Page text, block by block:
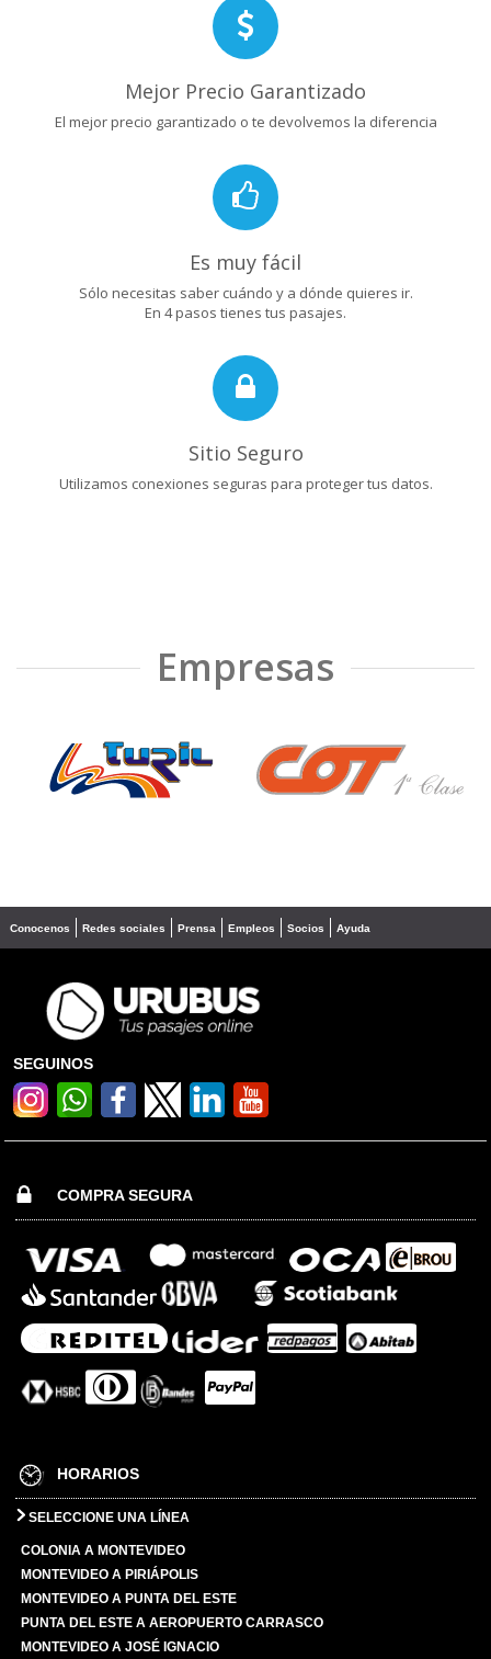
Mejor Precio Garantizado
El mejor precio garantizado o te devolvemos la diferencia
Es muy fácil
Sólo necesitas saber cuándo y a dónde quieres ir.
En 4 pasos tienes tus pasajes.
Sitio Seguro
Utilizamos conexiones seguras para proteger tus datos.
Empresas
❮ ❯
Conocenos Redes sociales Prensa Empleos Socios Ayuda
SEGUINOS
COMPRA SEGURA
HORARIOS
SELECCIONE UNA LÍNEA
COLONIA A MONTEVIDEO
MONTEVIDEO A PIRIÁPOLIS
MONTEVIDEO A PUNTA DEL ESTE
PUNTA DEL ESTE A AEROPUERTO CARRASCO
MONTEVIDEO A JOSÉ IGNACIO